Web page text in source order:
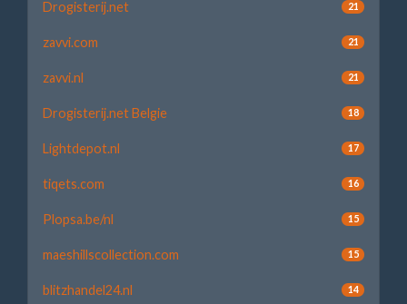
Drogisterij.net 21
zavvi.com 21
zavvi.nl 21
Drogisterij.net Belgie 18
Lightdepot.nl 17
tiqets.com 16
Plopsa.be/nl 15
maeshillscollection.com 15
blitzhandel24.nl 14